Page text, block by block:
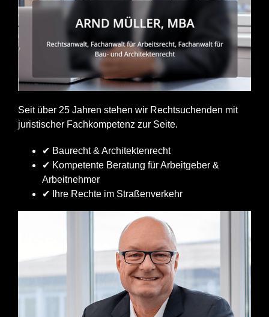
Seit über 25 Jahren stehen wir Rechtsuchenden mit
juristischer Fachkompetenz zur Seite.
✔ Baurecht & Architektenrecht
✔ Kompetente Beratung für Arbeitgeber &
Arbeitnehmer
✔ Ihre Rechte im Straßenverkehr